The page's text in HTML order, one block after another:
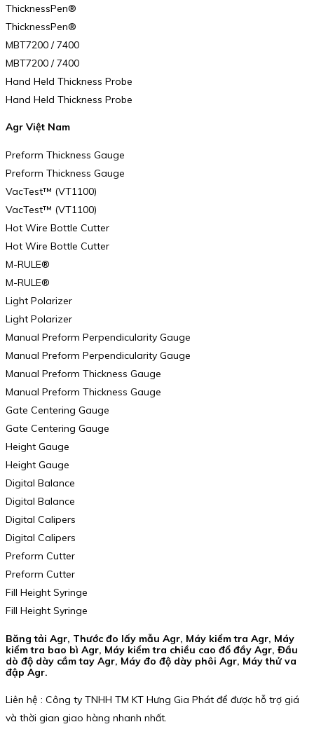
ThicknessPen®
ThicknessPen®
MBT7200 / 7400
MBT7200 / 7400
Hand Held Thickness Probe
Hand Held Thickness Probe
Agr Việt Nam
Preform Thickness Gauge
Preform Thickness Gauge
VacTest™ (VT1100)
VacTest™ (VT1100)
Hot Wire Bottle Cutter
Hot Wire Bottle Cutter
M-RULE®
M-RULE®
Light Polarizer
Light Polarizer
Manual Preform Perpendicularity Gauge
Manual Preform Perpendicularity Gauge
Manual Preform Thickness Gauge
Manual Preform Thickness Gauge
Gate Centering Gauge
Gate Centering Gauge
Height Gauge
Height Gauge
Digital Balance
Digital Balance
Digital Calipers
Digital Calipers
Preform Cutter
Preform Cutter
Fill Height Syringe
Fill Height Syringe
Băng tải Agr, Thước đo lấy mẫu Agr, Máy kiểm tra Agr, Máy
kiểm tra bao bì Agr, Máy kiểm tra chiều cao đổ đầy Agr, Đầu
dò độ dày cầm tay Agr, Máy đo độ dày phôi Agr, Máy thử va
đập Agr.
Liên hệ : Công ty TNHH TM KT Hưng Gia Phát để được hỗ trợ giá
và thời gian giao hàng nhanh nhất.